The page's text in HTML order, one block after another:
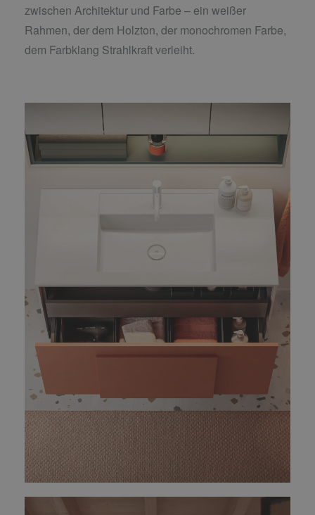
zwischen Architektur und Farbe – ein weißer
Rahmen, der dem Holzton, der monochromen Farbe,
dem Farbklang Strahlkraft verleiht.